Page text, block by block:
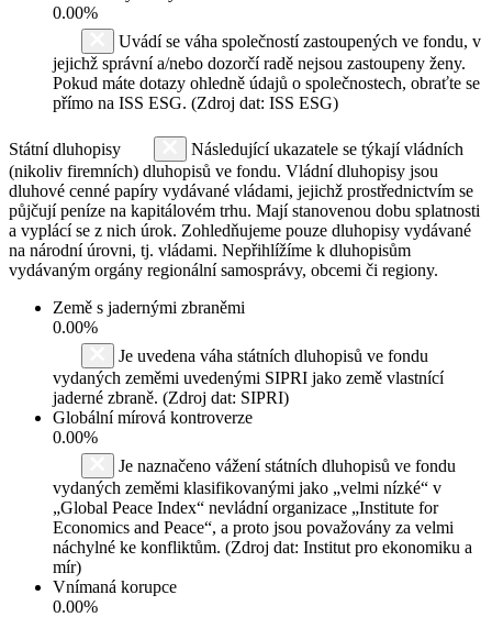
0.00%
Uvádí se váha společností zastoupených ve fondu, v
jejichž správní a/nebo dozorčí radě nejsou zastoupeny ženy.
Pokud máte dotazy ohledně údajů o společnostech, obraťte se
přímo na ISS ESG. (Zdroj dat: ISS ESG)
Státní dluhopisy
Následující ukazatele se týkají vládních
(nikoliv firemních) dluhopisů ve fondu. Vládní dluhopisy jsou
dluhové cenné papíry vydávané vládami, jejichž prostřednictvím se
půjčují peníze na kapitálovém trhu. Mají stanovenou dobu splatnosti
a vyplácí se z nich úrok. Zohledňujeme pouze dluhopisy vydávané
na národní úrovni, tj. vládami. Nepřihlížíme k dluhopisům
vydávaným orgány regionální samosprávy, obcemi či regiony.
Země s jadernými zbraněmi
0.00%
Je uvedena váha státních dluhopisů ve fondu
vydaných zeměmi uvedenými SIPRI jako země vlastnící
jaderné zbraně. (Zdroj dat: SIPRI)
Globální mírová kontroverze
0.00%
Je naznačeno vážení státních dluhopisů ve fondu
vydaných zeměmi klasifikovanými jako „velmi nízké“ v
„Global Peace Index“ nevládní organizace „Institute for
Economics and Peace“, a proto jsou považovány za velmi
náchylné ke konfliktům. (Zdroj dat: Institut pro ekonomiku a
mír)
Vnímaná korupce
0.00%